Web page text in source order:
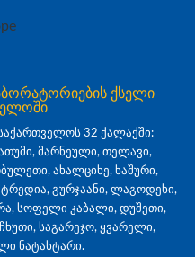
ქსელი
32 ქალაქში:
მარნეული, თელავი,
ახალციხე, ხაშური,
გურჯაანი, ლაგოდეხი,
სოფელი კაბალი, დუშეთი,
საგარეჯო, ყვარელი,
ნატახტარი.